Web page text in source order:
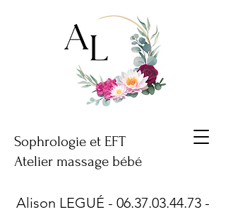
Sophrologie et EFT
Atelier massage bébé
Alison LEGUÉ - 06.37.03.44.73 -